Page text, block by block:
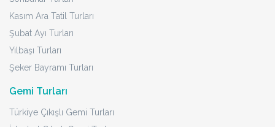
Kasım Ara Tatil Turları
Şubat Ayı Turları
Yılbaşı Turları
Şeker Bayramı Turları
Gemi Turları
Türkiye Çıkışlı Gemi Turları